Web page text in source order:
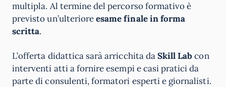
multipla. Al termine del percorso formativo è
previsto un’ulterioreesame finalein forma
scritta.
L’offerta didattica sarà arricchita daSkill Labcon
interventi atti a fornire esempi e casi pratici da
parte di consulenti, formatori esperti e giornalisti.